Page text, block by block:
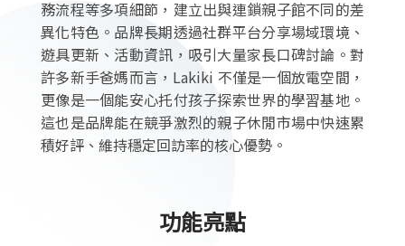
務流程等多項細節，建立出與連鎖親子館不同的差
異化特色。品牌長期透過社群平台分享場域環境、
遊具更新、活動資訊，吸引大量家長口碑討論。對
許多新手爸媽而言，Lakiki 不僅是一個放電空間，
更像是一個能安心托付孩子探索世界的學習基地。
這也是品牌能在競爭激烈的親子休閒市場中快速累
積好評、維持穩定回訪率的核心優勢。
功能亮點